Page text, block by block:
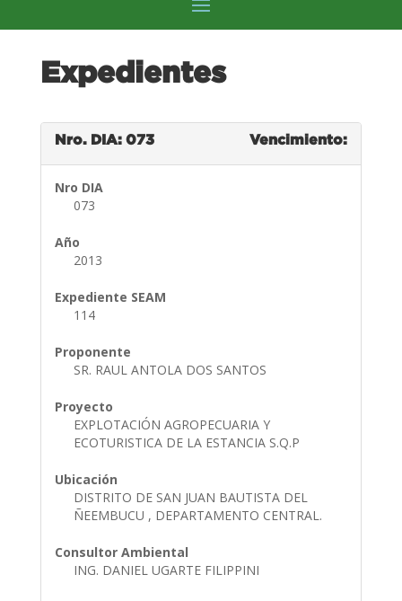
Expedientes
Nro. DIA: 073 Vencimiento:
Nro DIA
073
Año
2013
Expediente SEAM
114
Proponente
SR. RAUL ANTOLA DOS SANTOS
Proyecto
EXPLOTACIÓN AGROPECUARIA Y
ECOTURISTICA DE LA ESTANCIA S.Q.P
Ubicación
DISTRITO DE SAN JUAN BAUTISTA DEL
ÑEEMBUCU , DEPARTAMENTO CENTRAL.
Consultor Ambiental
ING. DANIEL UGARTE FILIPPINI